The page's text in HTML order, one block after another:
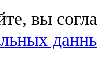
вы